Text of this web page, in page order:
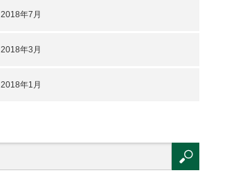
2018年7月
2018年3月
2018年1月